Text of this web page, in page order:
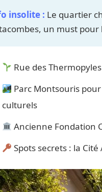
insolite : Le quartier
un must pour
Rue des
Parc Montsouris
culturels
Ancienne Fondation
Spots secrets : la